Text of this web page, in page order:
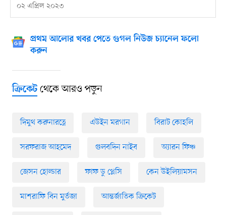
০২ এপ্রিল ২০২৩
প্রথম আলোর খবর পেতে গুগল নিউজ চ্যানেল ফলো
করুন
ক্রিকেটথেকে আরও পড়ুন
দিমুথ করুনারত্নে এউইন মরগান বিরাট কোহলি
সরফরাজ আহমেদ গুলবদিন নাইব অ্যারন ফিঞ্চ
জেসন হোল্ডার ফাফ ডু প্লেসি কেন উইলিয়ামসন
মাশরাফি বিন মুর্তজা আন্তর্জাতিক ক্রিকেট